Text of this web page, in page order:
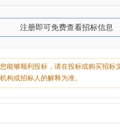
注册即可免费查看招标信息
能够顺利投标，请在投标或购买招
构或招标人的解释为准。